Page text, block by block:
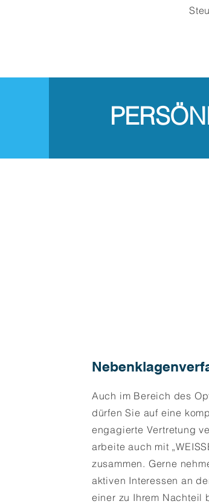
Auch im Bereich des
dürfen Sie auf eine
engagierte Vertretung
arbeite auch mit
zusammen. Gerne
aktiven Interessen an
einer zu Ihrem Nachteil